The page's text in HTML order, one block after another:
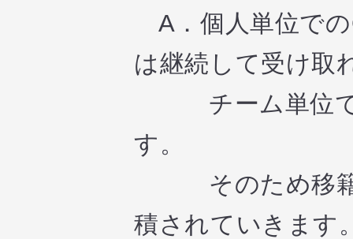
A．個人単位で
は継続して受け取
チーム単位で
す。
そのため移籍し
積されていきます